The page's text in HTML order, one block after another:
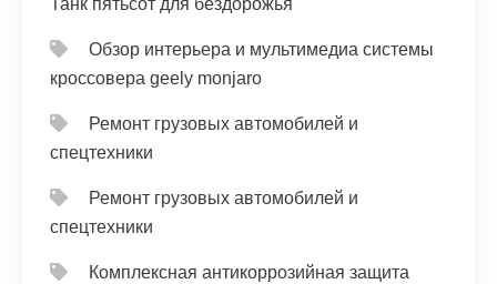
Танк пятьсот для бездорожья
Обзор интерьера и мультимедиа системы
кроссовера geely monjaro
Ремонт грузовых автомобилей и
спецтехники
Ремонт грузовых автомобилей и
спецтехники
Комплексная антикоррозийная защита